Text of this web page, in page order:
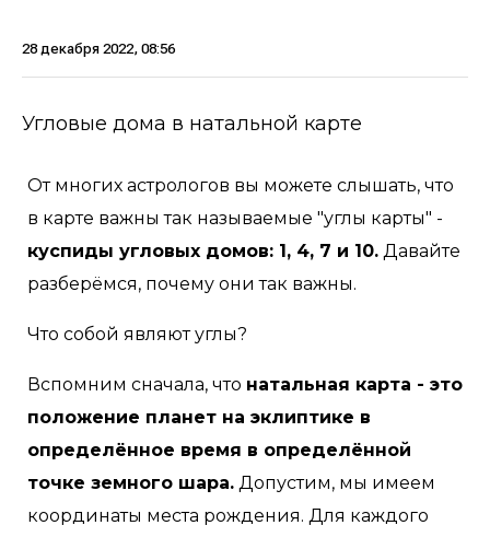
28 декабря 2022, 08:56
Угловые дома в натальной карте
От многих астрологов вы можете слышать, что
в карте важны так называемые "углы карты" -
куспиды угловых домов: 1, 4, 7 и 10. Давайте
разберёмся, почему они так важны.
Что собой являют углы?
Вспомним сначала, что натальная карта - это
положение планет на эклиптике в
определённое время в определённой
точке земного шара. Допустим, мы имеем
координаты места рождения. Для каждого